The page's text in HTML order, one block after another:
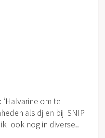
om te
als dj en bij SNIP
ook nog in diverse..